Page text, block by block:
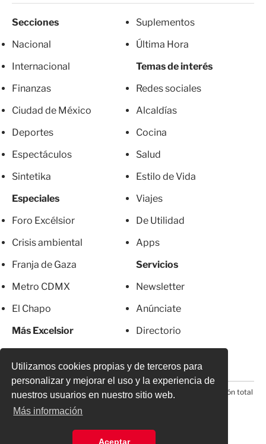
Utilizamos cookies propias y de terceros para
personalizar y mejorar el uso y la experiencia de
nuestros usuarios en nuestro sitio web.
Más información
Aceptar
Secciones
Nacional
Internacional
Finanzas
Ciudad de México
Deportes
Espectáculos
Sintetika
Especiales
Foro Excélsior
Crisis ambiental
Franja de Gaza
Metro CDMX
El Chapo
Más Excelsior
Suplementos
Última Hora
Temas de interés
Redes sociales
Alcaldías
Cocina
Salud
Estilo de Vida
Viajes
De Utilidad
Apps
Servicios
Newsletter
Anúnciate
Directorio
© 2026 Todos los derechos reservados. Prohibida la reproducción total
o parcial, incluyendo cualquier medio electrónico*